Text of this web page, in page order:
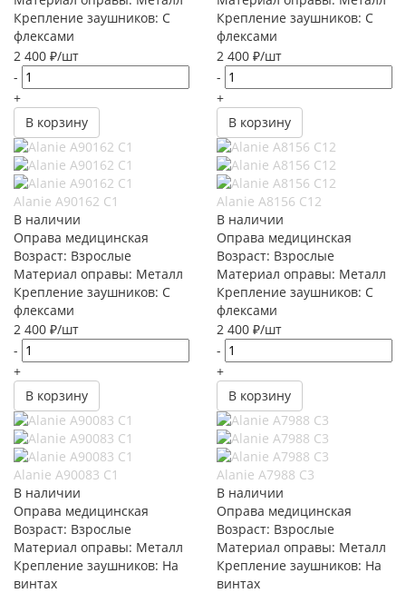
Крепление заушников: С
флексами
2 400 ₽/шт
-
+
В корзину
Крепление заушников: С
флексами
2 400 ₽/шт
-
+
В корзину
Alanie A90162 С1
В наличии
Оправа медицинская
Возраст: Взрослые
Материал оправы: Металл
Крепление заушников: С
флексами
2 400 ₽/шт
-
+
В корзину
Alanie A8156 C12
В наличии
Оправа медицинская
Возраст: Взрослые
Материал оправы: Металл
Крепление заушников: С
флексами
2 400 ₽/шт
-
+
В корзину
Alanie A90083 C1
В наличии
Оправа медицинская
Возраст: Взрослые
Материал оправы: Металл
Крепление заушников: На
винтах
Alanie A7988 C3
В наличии
Оправа медицинская
Возраст: Взрослые
Материал оправы: Металл
Крепление заушников: На
винтах